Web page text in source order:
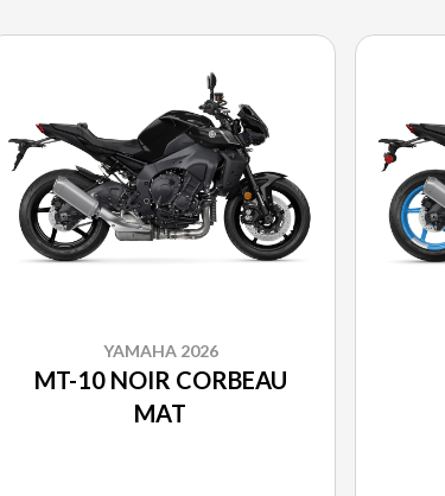
YAMAHA 2026
MT-10 NOIR CORBEAU
MAT